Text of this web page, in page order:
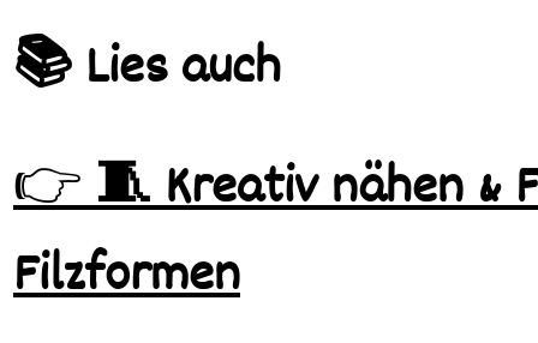
📚 Lies auch
👉🧵 Kreativ nähen &
Filzformen